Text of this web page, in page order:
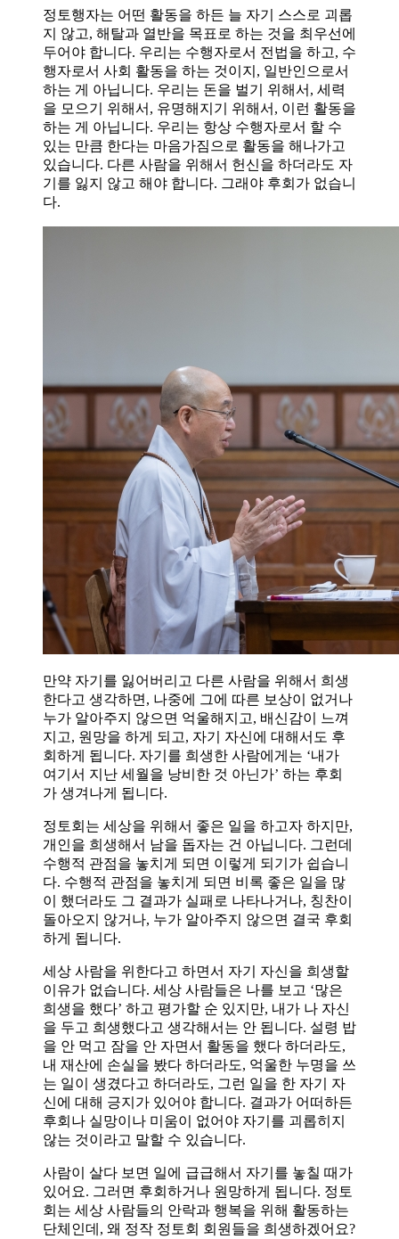
정토행자는 어떤 활동을 하든 늘 자기 스스로 괴롭
지 않고, 해탈과 열반을 목표로 하는 것을 최우선에
두어야 합니다. 우리는 수행자로서 전법을 하고, 수
행자로서 사회 활동을 하는 것이지, 일반인으로서
하는 게 아닙니다. 우리는 돈을 벌기 위해서, 세력
을 모으기 위해서, 유명해지기 위해서, 이런 활동을
하는 게 아닙니다. 우리는 항상 수행자로서 할 수
있는 만큼 한다는 마음가짐으로 활동을 해나가고
있습니다. 다른 사람을 위해서 헌신을 하더라도 자
기를 잃지 않고 해야 합니다. 그래야 후회가 없습니
다.
만약 자기를 잃어버리고 다른 사람을 위해서 희생
한다고 생각하면, 나중에 그에 따른 보상이 없거나
누가 알아주지 않으면 억울해지고, 배신감이 느껴
지고, 원망을 하게 되고, 자기 자신에 대해서도 후
회하게 됩니다. 자기를 희생한 사람에게는 ‘내가
여기서 지난 세월을 낭비한 것 아닌가’ 하는 후회
가 생겨나게 됩니다.
정토회는 세상을 위해서 좋은 일을 하고자 하지만,
개인을 희생해서 남을 돕자는 건 아닙니다. 그런데
수행적 관점을 놓치게 되면 이렇게 되기가 쉽습니
다. 수행적 관점을 놓치게 되면 비록 좋은 일을 많
이 했더라도 그 결과가 실패로 나타나거나, 칭찬이
돌아오지 않거나, 누가 알아주지 않으면 결국 후회
하게 됩니다.
세상 사람을 위한다고 하면서 자기 자신을 희생할
이유가 없습니다. 세상 사람들은 나를 보고 ‘많은
희생을 했다’ 하고 평가할 순 있지만, 내가 나 자신
을 두고 희생했다고 생각해서는 안 됩니다. 설령 밥
을 안 먹고 잠을 안 자면서 활동을 했다 하더라도,
내 재산에 손실을 봤다 하더라도, 억울한 누명을 쓰
는 일이 생겼다고 하더라도, 그런 일을 한 자기 자
신에 대해 긍지가 있어야 합니다. 결과가 어떠하든
후회나 실망이나 미움이 없어야 자기를 괴롭히지
않는 것이라고 말할 수 있습니다.
사람이 살다 보면 일에 급급해서 자기를 놓칠 때가
있어요. 그러면 후회하거나 원망하게 됩니다. 정토
회는 세상 사람들의 안락과 행복을 위해 활동하는
단체인데, 왜 정작 정토회 회원들을 희생하겠어요?